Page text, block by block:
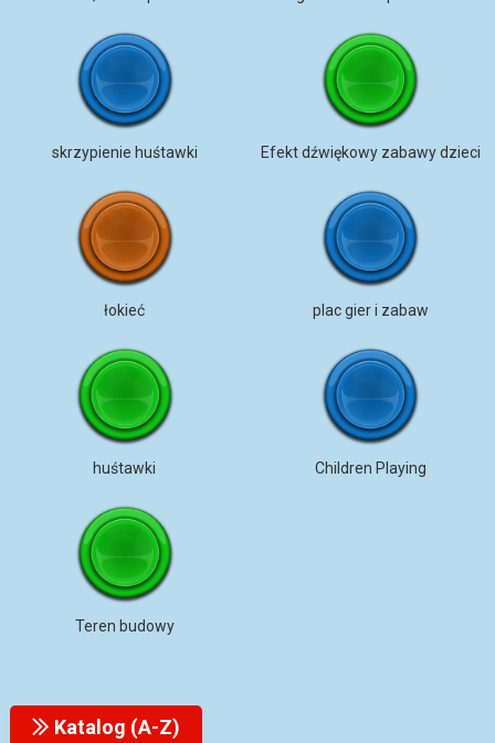
skrzypienie huśtawki Efekt dźwiękowy zabawy dzieci
łokieć plac gier i zabaw
huśtawki Children Playing
Teren budowy
Katalog (A-Z)